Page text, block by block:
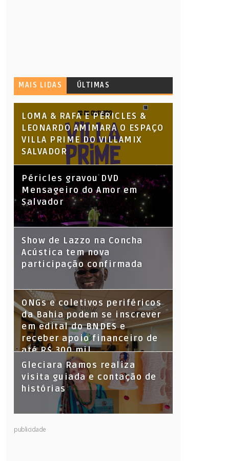
MAIS LIDAS ÚLTIMAS
LOMA & RAFA E PÉRICLES &
LEONARDO AMIMARA O ESPAÇO
VILLA PRIME DO VILLAMIX
SALVADOR
Péricles gravou DVD
Mensageiro do Amor em
Salvador
Show de Lazzo na Concha
Acústica tem nova
participação confirmada
ONGs e coletivos periféricos
da Bahia podem se inscrever
em edital do BNDES e
receber apoio financeiro de
até R$ 300 mil
Gleciara Ramos realiza
visita guiada e contação de
histórias
publicidade